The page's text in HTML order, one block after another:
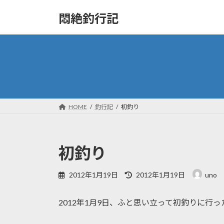
ッ
移
悶絶釣行記
HOME 釣行記 初釣り
初釣り
2012年1月19日
最
新
2012年1月19日 uno
2012年1月9日、ふと思い立って初釣りに行っ